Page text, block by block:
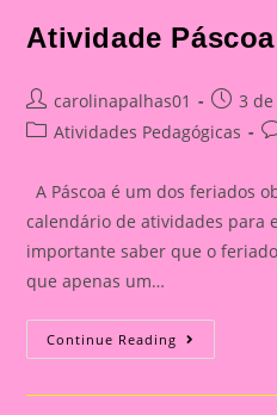
Atividade Páscoa
Post
author:
carolinapalhas01
Post3
PostAtividades Pedagógicas
A Páscoa é um dos feriados
calendário de atividades para
importante saber que o
que apenas um…
Continue Reading Atividade
Páscoa